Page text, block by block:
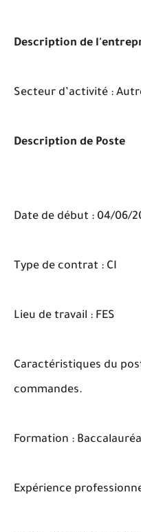
Description de
Secteur d’activité :
Description de Poste
Date de début : 04/06/
Type de contrat : CI
Lieu de travail : FES
Caractéristiques du
commandes.
Formation :
Expérience